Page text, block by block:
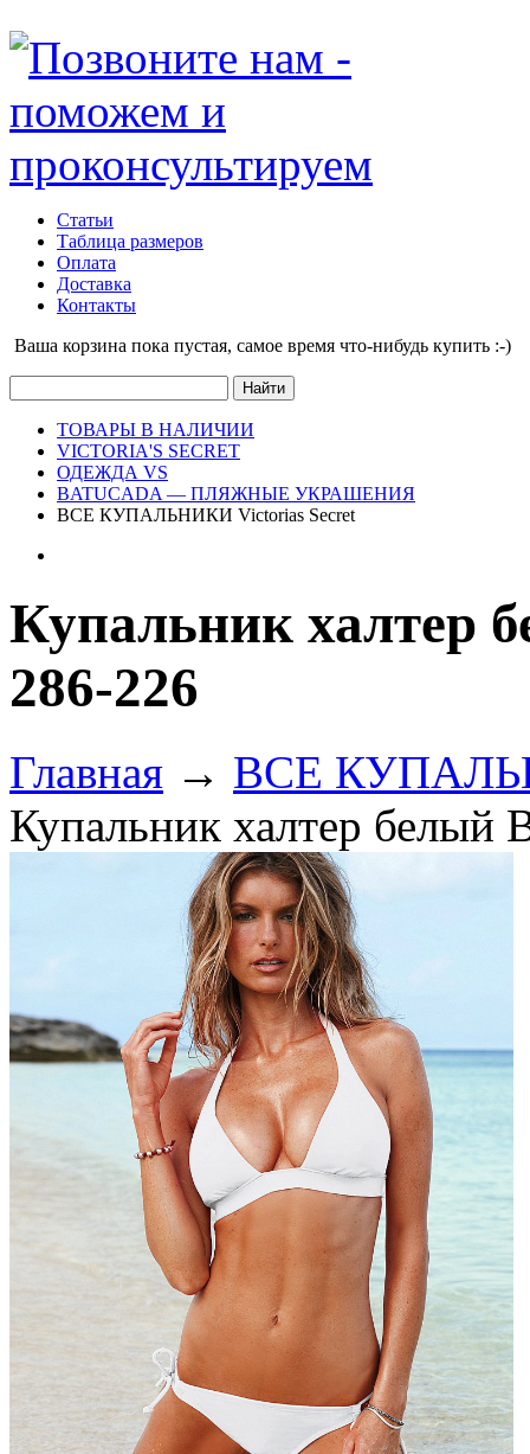
Статьи
Таблица размеров
Оплата
Доставка
Контакты
Ваша корзина пока пустая, cамое время что-нибудь купить :-)
ТОВАРЫ В НАЛИЧИИ
VICTORIA'S SECRET
ОДЕЖДА VS
BATUCADA — ПЛЯЖНЫЕ УКРАШЕНИЯ
ВСЕ КУПАЛЬНИКИ Victorias Secret
Купальник халтер
286-226
Главная → ВСЕ
Купальник халтер белый